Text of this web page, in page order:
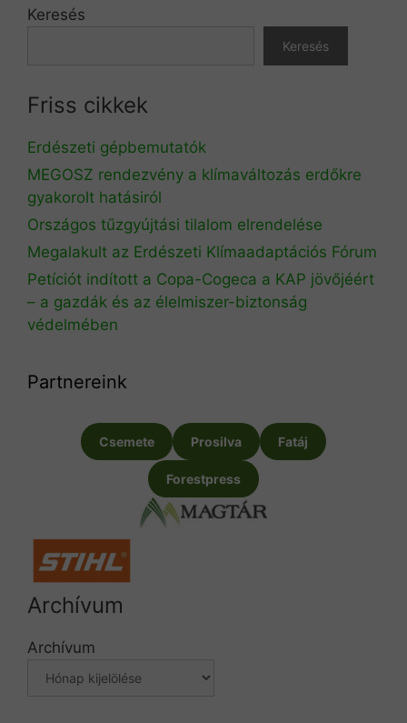
Keresés
Keresés
Friss cikkek
Erdészeti gépbemutatók
MEGOSZ rendezvény a klímaváltozás erdőkre
gyakorolt hatásiról
Országos tűzgyújtási tilalom elrendelése
Megalakult az Erdészeti Klímaadaptációs Fórum
Petíciót indított a Copa-Cogeca a KAP jövőjéért
– a gazdák és az élelmiszer-biztonság
védelmében
Partnereink
Csemete Prosilva Fatáj
Forestpress
Archívum
Archívum